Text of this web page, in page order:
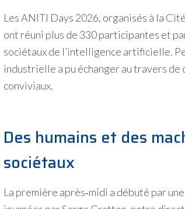
Les ANITI Days 2026, organisés à la
ont réuni plus de 330 participantes et
sociétaux de l’intelligence artificielle.
industrielle a pu échanger au travers
conviviaux.
Des humains et des
sociétaux
La première après‑midi a débuté par